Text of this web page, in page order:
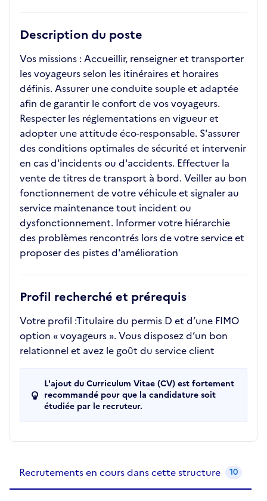
Description du poste
Vos missions : Accueillir, renseigner et transporter
les voyageurs selon les itinéraires et horaires
définis. Assurer une conduite souple et adaptée
afin de garantir le confort de vos voyageurs.
Respecter les réglementations en vigueur et
adopter une attitude éco-responsable. S'assurer
des conditions optimales de sécurité et intervenir
en cas d'incidents ou d'accidents. Effectuer la
vente de titres de transport à bord. Veiller au bon
fonctionnement de votre véhicule et signaler au
service maintenance tout incident ou
dysfonctionnement. Informer votre hiérarchie
des problèmes rencontrés lors de votre service et
proposer des pistes d'amélioration
Profil recherché et prérequis
Votre profil :Titulaire du permis D et d’une FIMO
option « voyageurs ». Vous disposez d’un bon
relationnel et avez le goût du service client
L'ajout du Curriculum Vitae (CV) est fortement
recommandé pour que la candidature soit
étudiée par le recruteur.
Recrutements en cours dans cette structure 10